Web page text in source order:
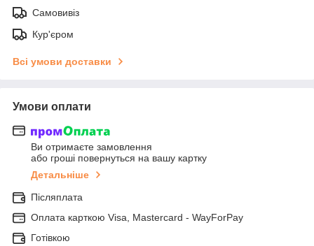
Самовивіз
Кур'єром
Всі умови доставки
Умови оплати
Ви отримаєте замовлення
або гроші повернуться на вашу картку
Детальніше
Післяплата
Оплата карткою Visa, Mastercard - WayForPay
Готівкою